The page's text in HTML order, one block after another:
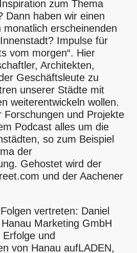
zum Thema
Dann haben wir einen
erscheinenden
Impulse für
vom morgen“. Hier
Architekten,
Geschäftsleute zu
unserer Städte mit
weiterentwickeln wollen.
Forschungen und Projekte
Podcast alles um die
so zum Beispiel
der
Gehostet wird der
und der Aachener
vertreten: Daniel
Marketing GmbH
und
von Hanau aufLADEN,